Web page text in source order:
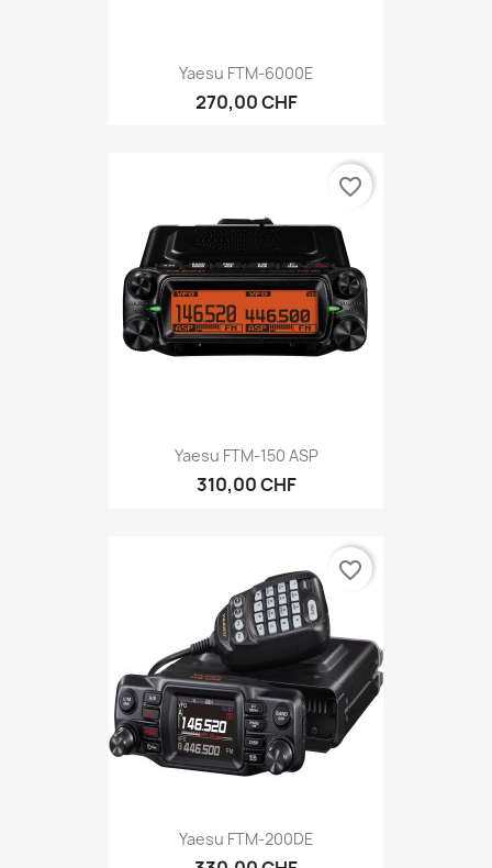
Yaesu FTM-6000E
270,00 CHF
Yaesu FTM-150 ASP
310,00 CHF
favorite_border
Yaesu FTM-200DE
favorite_border